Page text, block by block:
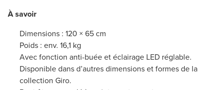
À savoir
Dimensions : 120 × 65 cm
Poids : env. 16,1 kg
Avec fonction anti-buée et éclairage LED réglable.
Disponible dans d’autres dimensions et formes de la
collection Giro.